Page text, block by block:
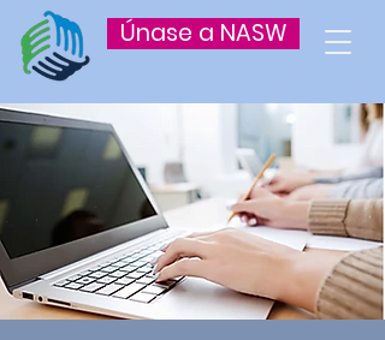
Únase a NASW